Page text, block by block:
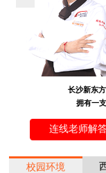
长沙新东
拥有一
连线老师解
校园环境